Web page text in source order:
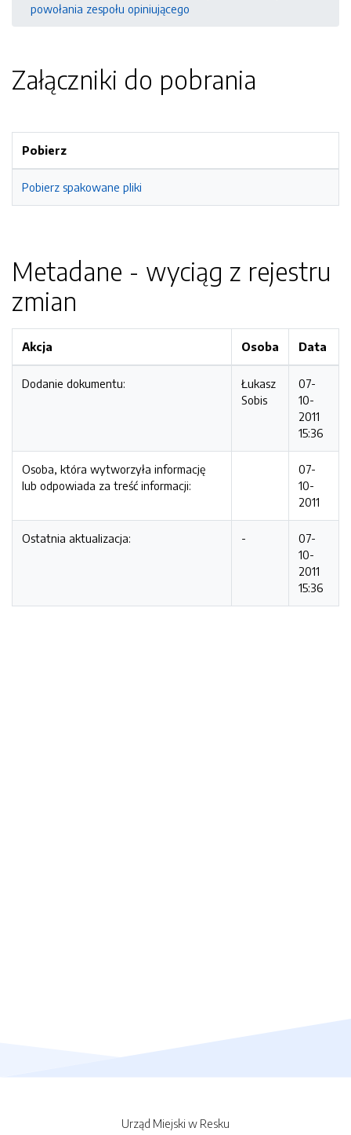
powołania zespołu opiniującego
Załączniki do pobrania
Pobierz
Pobierz spakowane pliki
Metadane - wyciąg z rejestru
zmian
Akcja Osoba Data
Dodanie dokumentu:
Łukasz
Sobis
07-
10-
2011
15:36
Osoba, która wytworzyła informację
lub odpowiada za treść informacji:
07-
10-
2011
Ostatnia aktualizacja: -
07-
10-
2011
15:36
Urząd Miejski w Resku